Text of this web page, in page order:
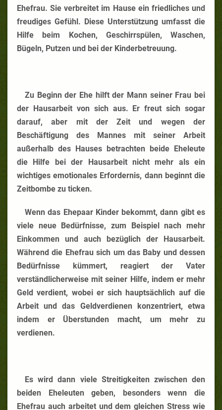
Ehefrau. Sie verbreitet im Hause ein friedliches und
freudiges Gefühl. Diese Unterstützung umfasst die
Hilfe beim Kochen, Geschirrspülen, Waschen,
Bügeln, Putzen und bei der Kinderbetreuung.
Zu Beginn der Ehe hilft der Mann seiner Frau bei
der Hausarbeit von sich aus. Er freut sich sogar
darauf, aber mit der Zeit und wegen der
Beschäftigung des Mannes mit seiner Arbeit
außerhalb des Hauses betrachten beide Eheleute
die Hilfe bei der Hausarbeit nicht mehr als ein
wichtiges emotionales Erfordernis, dann beginnt die
Zeitbombe zu ticken.
Wenn das Ehepaar Kinder bekommt, dann gibt es
viele neue Bedürfnisse, zum Beispiel nach mehr
Einkommen und auch bezüglich der Hausarbeit.
Während die Ehefrau sich um das Baby und dessen
Bedürfnisse kümmert, reagiert der Vater
verständlicherweise mit seiner Hilfe, indem er mehr
Geld verdient, wobei er sich hauptsächlich auf die
Arbeit und das Geldverdienen konzentriert, etwa
indem er Überstunden macht, um mehr zu
verdienen.
Es wird dann viele Streitigkeiten zwischen den
beiden Eheleuten geben, besonders wenn die
Ehefrau auch arbeitet und dem gleichen Stress wie